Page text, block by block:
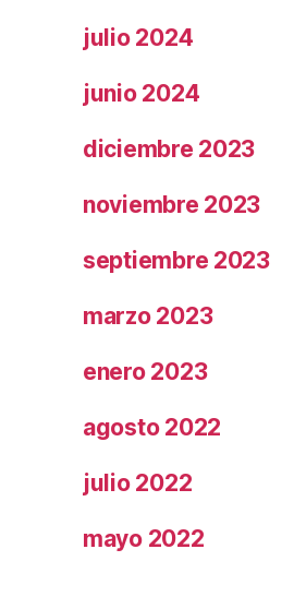
julio 2024
junio 2024
diciembre 2023
noviembre 2023
septiembre 2023
marzo 2023
enero 2023
agosto 2022
julio 2022
mayo 2022